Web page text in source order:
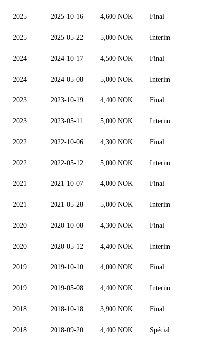
2025 2025-10-16 4,600 NOK Final
2025 2025-05-22 5,000 NOK Interim
2024 2024-10-17 4,500 NOK Final
2024 2024-05-08 5,000 NOK Interim
2023 2023-10-19 4,400 NOK Final
2023 2023-05-11 5,000 NOK Interim
2022 2022-10-06 4,300 NOK Final
2022 2022-05-12 5,000 NOK Interim
2021 2021-10-07 4,000 NOK Final
2021 2021-05-28 5,000 NOK Interim
2020 2020-10-08 4,300 NOK Final
2020 2020-05-12 4,400 NOK Interim
2019 2019-10-10 4,000 NOK Final
2019 2019-05-08 4,400 NOK Interim
2018 2018-10-18 3,900 NOK Final
2018 2018-09-20 4,400 NOK Spécial